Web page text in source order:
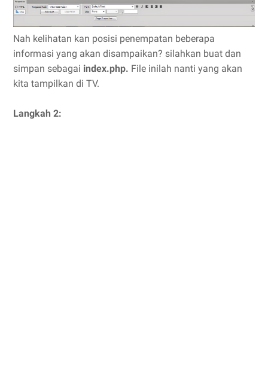
Nah kelihatan kan posisi penempatan beberapa
informasi yang akan disampaikan? silahkan buat dan
simpan sebagai index.php. File inilah nanti yang akan
kita tampilkan di TV.
Langkah 2: